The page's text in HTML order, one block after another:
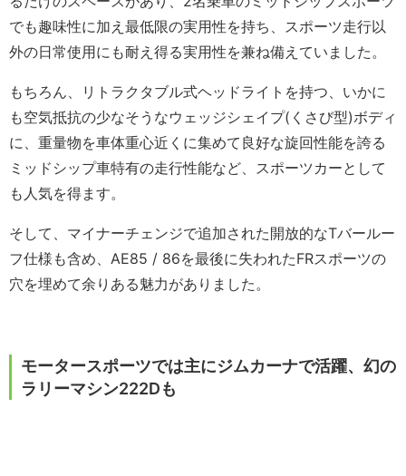
でも趣味性に加え最低限の実用性を持ち、スポーツ走行以
外の日常使用にも耐え得る実用性を兼ね備えていました。
もちろん、リトラクタブル式ヘッドライトを持つ、いかに
も空気抵抗の少なそうなウェッジシェイプ(くさび型)ボディ
に、重量物を車体重心近くに集めて良好な旋回性能を誇る
ミッドシップ車特有の走行性能など、スポーツカーとして
も人気を得ます。
そして、マイナーチェンジで追加された開放的なTバールー
フ仕様も含め、AE85 / 86を最後に失われたFRスポーツの
穴を埋めて余りある魅力がありました。
モータースポーツでは主にジムカーナで活躍、幻の
ラリーマシン222Dも